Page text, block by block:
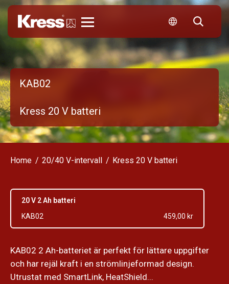
KAB02
Kress 20 V batteri
Home 20/40 V-intervall Kress 20 V batteri
20 V 2 Ah batteri
KAB02
459,00 kr
KAB02 2 Ah-batteriet är perfekt för lättare uppgifter
och har rejäl kraft i en strömlinjeformad design.
Utrustat med SmartLink, HeatShield...